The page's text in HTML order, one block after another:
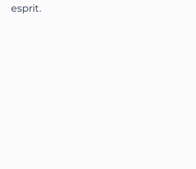
esprit.